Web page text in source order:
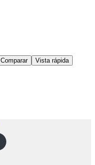
Comparar Vista rápida